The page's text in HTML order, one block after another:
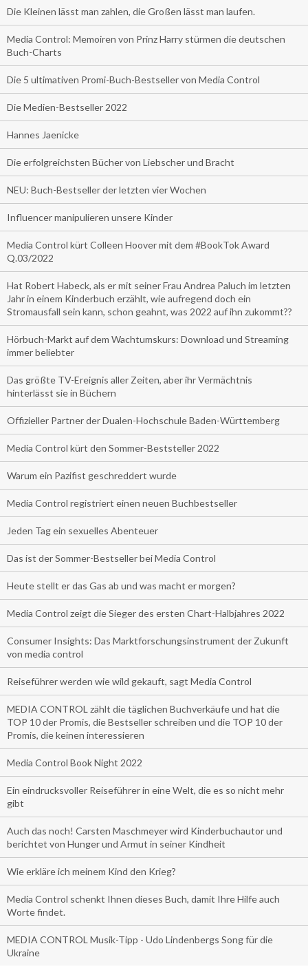
Die Kleinen lässt man zahlen, die Großen lässt man laufen.
Media Control: Memoiren von Prinz Harry stürmen die deutschen
Buch-Charts
Die 5 ultimativen Promi-Buch-Bestseller von Media Control
Die Medien-Bestseller 2022
Hannes Jaenicke
Die erfolgreichsten Bücher von Liebscher und Bracht
NEU: Buch-Bestseller der letzten vier Wochen
Influencer manipulieren unsere Kinder
Media Control kürt Colleen Hoover mit dem #BookTok Award
Q.03/2022
Hat Robert Habeck, als er mit seiner Frau Andrea Paluch im letzten
Jahr in einem Kinderbuch erzählt, wie aufregend doch ein
Stromausfall sein kann, schon geahnt, was 2022 auf ihn zukommt??
Hörbuch-Markt auf dem Wachtumskurs: Download und Streaming
immer beliebter
Das größte TV-Ereignis aller Zeiten, aber ihr Vermächtnis
hinterlässt sie in Büchern
Offizieller Partner der Dualen-Hochschule Baden-Württemberg
Media Control kürt den Sommer-Beststeller 2022
Warum ein Pazifist geschreddert wurde
Media Control registriert einen neuen Buchbestseller
Jeden Tag ein sexuelles Abenteuer
Das ist der Sommer-Bestseller bei Media Control
Heute stellt er das Gas ab und was macht er morgen?
Media Control zeigt die Sieger des ersten Chart-Halbjahres 2022
Consumer Insights: Das Marktforschungsinstrument der Zukunft
von media control
Reiseführer werden wie wild gekauft, sagt Media Control
MEDIA CONTROL zählt die täglichen Buchverkäufe und hat die
TOP 10 der Promis, die Bestseller schreiben und die TOP 10 der
Promis, die keinen interessieren
Media Control Book Night 2022
Ein eindrucksvoller Reiseführer in eine Welt, die es so nicht mehr
gibt
Auch das noch! Carsten Maschmeyer wird Kinderbuchautor und
berichtet von Hunger und Armut in seiner Kindheit
Wie erkläre ich meinem Kind den Krieg?
Media Control schenkt Ihnen dieses Buch, damit Ihre Hilfe auch
Worte findet.
MEDIA CONTROL Musik-Tipp - Udo Lindenbergs Song für die
Ukraine